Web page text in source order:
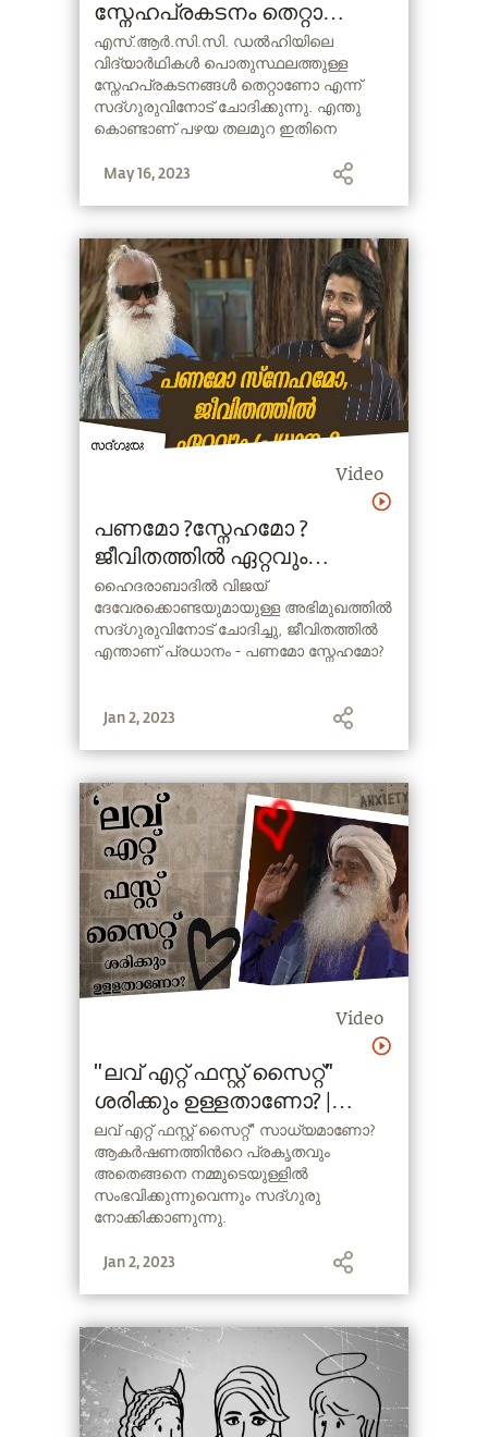
സ്നേഹപ്രകടനം തെറ്റാണോ ?
| (Public Display of
Affection)
എസ്.ആര്‍.സി.സി. ഡല്‍ഹിയിലെ
വിദ്യാര്‍ഥികള്‍ പൊതുസ്ഥലത്തുള്ള
സ്നേഹപ്രകടനങ്ങള്‍ തെറ്റാണോ എന്ന്‍
സദ്ഗുരുവിനോട് ചോദിക്കുന്നു. എന്തു
കൊണ്ടാണ് പഴയ തലമുറ ഇതിനെ
അദ്ദേഹത്തോട് അവര്‍ ചോദിക്കുന്നു. #PDA
May 16, 2023
Video
പണമോ ?സ്നേഹമോ ?
ജീവിതത്തിൽ ഏറ്റവും
പ്രധാനം | Money or Love ?
Which is more important
ഹൈദരാബാദിൽ വിജയ്
ദേവേരക്കൊണ്ടയുമായുള്ള അഭിമുഖത്തിൽ
സദ്ഗുരുവിനോട് ചോദിച്ചു, ജീവിതത്തിൽ
എന്താണ് പ്രധാനം - പണമോ സ്നേഹമോ?
Jan 2, 2023
Video
"ലവ് എറ്റ്‌ ഫസ്റ്റ് സൈറ്റ്"
ശരിക്കും ഉള്ളതാണോ? |
Sadhguru Malayalam
ലവ് എറ്റ്‌ ഫസ്റ്റ് സൈറ്റ്" സാധ്യമാണോ?
ആകര്‍ഷണത്തിന്‍റെ പ്രകൃതവും
അതെങ്ങനെ നമ്മുടെയുള്ളില്‍
സംഭവിക്കുന്നുവെന്നും സദ്ഗുരു
നോക്കിക്കാണുന്നു.
Jan 2, 2023